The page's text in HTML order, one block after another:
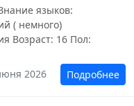
языков:
( немного)
Возраст: 16 Пол:
2026
Подробнее